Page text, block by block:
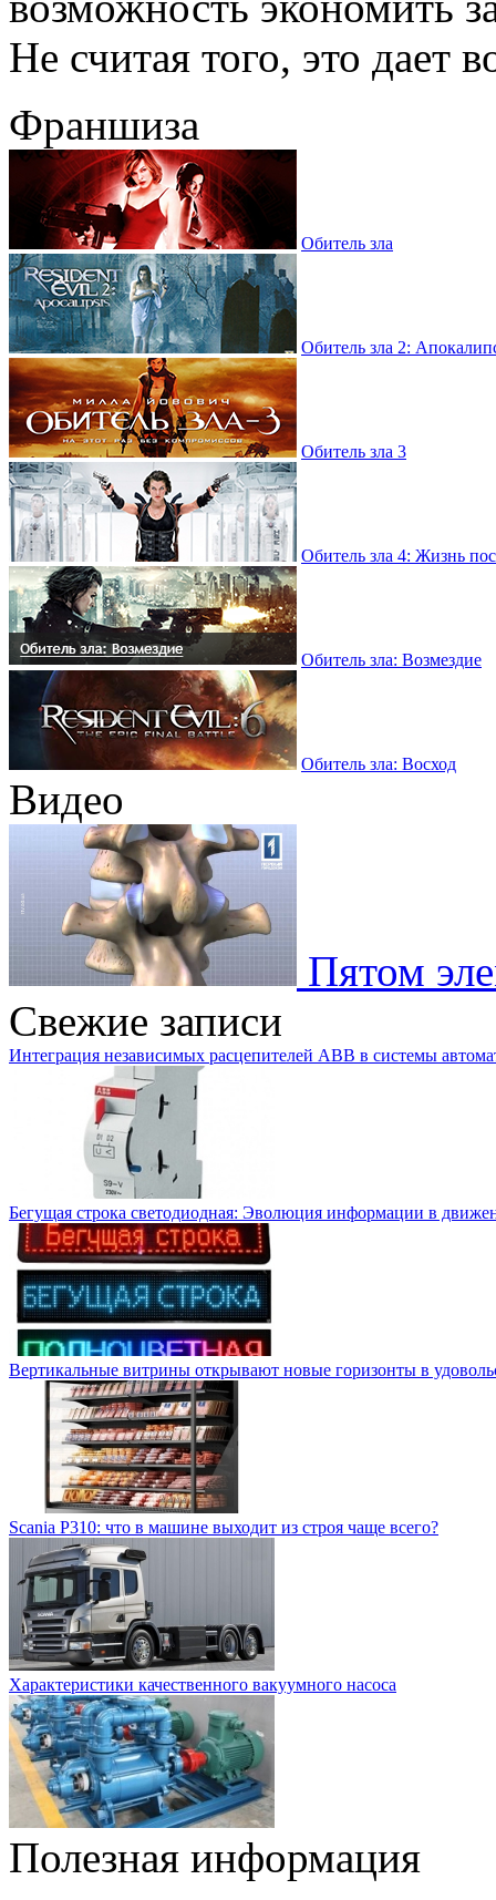
Не считая того, это дает
Франшиза
Обитель зла
Обитель зла 2:
Обитель зла 3
Обитель зла 4: Жизнь
Обитель зла: Возмездие
Обитель зла: Восход
Видео
Пятом
Свежие записи
Интеграция независимых расцепителей ABB в системы
Бегущая строка светодиодная: Эволюция информации в
Вертикальные витрины открывают новые горизонты в
Scania P310: что в машине выходит из строя чаще всего?
Характеристики качественного вакуумного насоса
Полезная информация